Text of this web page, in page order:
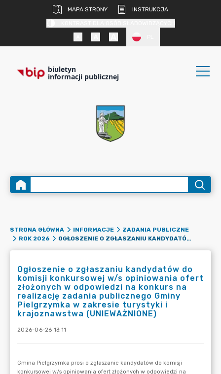
MAPA STRONY
INSTRUKCJA
biuletyn
informacji publicznej
STRONA GŁÓWNA INFORMACJE
ZADANIA PUBLICZNE
ROK 2026
OGŁOSZENIE O ZGŁASZANIU KANDYDATÓW DO KOMISJI KONKURSOWEJ W/S OPINIOWANIA OFERT ZŁOŻONYCH W ODPOWIEDZI NA KONKURS NA REALIZACJĘ ZADANIA PUBLICZNEGO GMINY PIELGRZYMKA W ZAKRESIE TURYSTYKI I KRAJOZNAWSTWA (UNIEWAŻNIONE)
Ogłoszenie o zgłaszaniu kandydatów do
komisji konkursowej w/s opiniowania ofert
złożonych w odpowiedzi na konkurs na
realizację zadania publicznego Gminy
Pielgrzymka w zakresie turystyki i
krajoznawstwa (UNIEWAŻNIONE)
2026-06-26 13:11